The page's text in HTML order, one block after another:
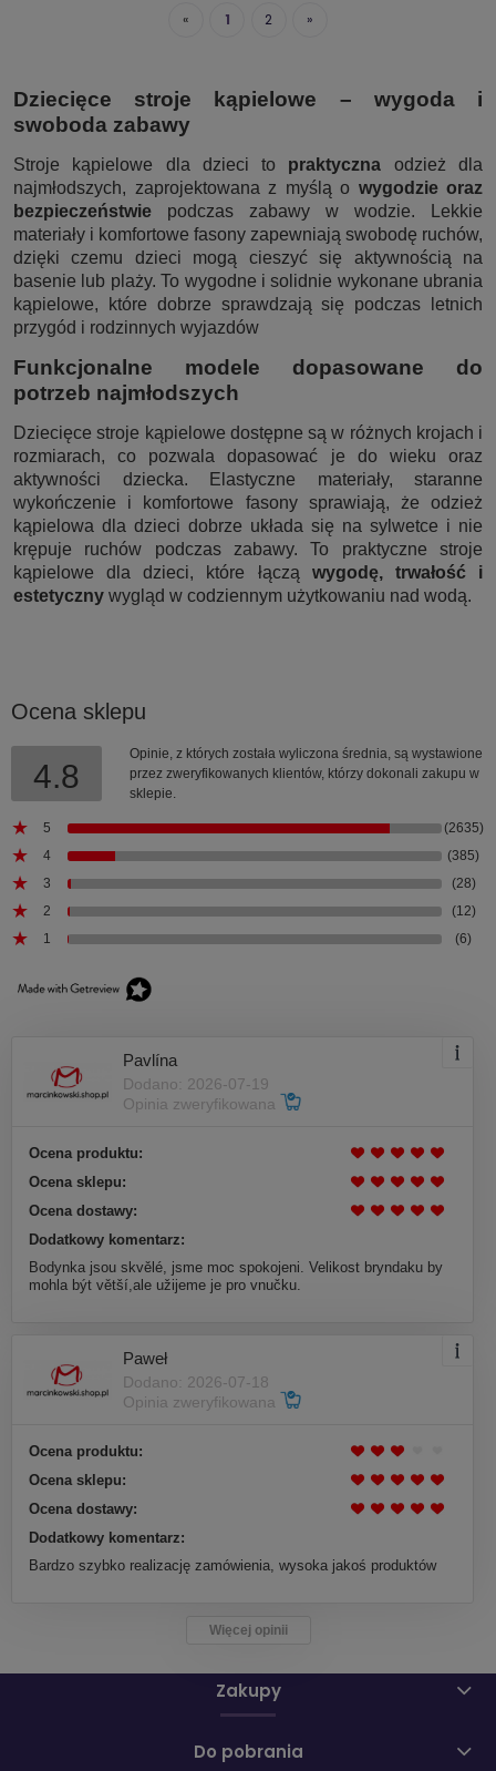
« 1 2 »
Dziecięce stroje kąpielowe – wygoda i
swoboda zabawy
Stroje kąpielowe dla dzieci to praktyczna odzież dla
najmłodszych, zaprojektowana z myślą o wygodzie oraz
bezpieczeństwie podczas zabawy w wodzie. Lekkie
materiały i komfortowe fasony zapewniają swobodę ruchów,
dzięki czemu dzieci mogą cieszyć się aktywnością na
basenie lub plaży. To wygodne i solidnie wykonane ubrania
kąpielowe, które dobrze sprawdzają się podczas letnich
przygód i rodzinnych wyjazdów
Funkcjonalne modele dopasowane do
potrzeb najmłodszych
Dziecięce stroje kąpielowe dostępne są w różnych krojach i
rozmiarach, co pozwala dopasować je do wieku oraz
aktywności dziecka. Elastyczne materiały, staranne
wykończenie i komfortowe fasony sprawiają, że odzież
kąpielowa dla dzieci dobrze układa się na sylwetce i nie
krępuje ruchów podczas zabawy. To praktyczne stroje
kąpielowe dla dzieci, które łączą wygodę, trwałość i
estetyczny wygląd w codziennym użytkowaniu nad wodą.
Ocena sklepu
4.8
Opinie, z których została wyliczona średnia, są wystawione
przez zweryfikowanych klientów, którzy dokonali zakupu w
sklepie.
5
(2635)
4
(385)
3
(28)
2
(12)
1
(6)
Pavlína
Dodano: 2026-07-19
Opinia zweryfikowana
Ocena produktu:
Ocena sklepu:
Ocena dostawy:
Dodatkowy komentarz:
Bodynka jsou skvělé, jsme moc spokojeni. Velikost bryndaku by
mohla být větší,ale užijeme je pro vnučku.
Paweł
Dodano: 2026-07-18
Opinia zweryfikowana
Ocena produktu:
Ocena sklepu:
Ocena dostawy:
Dodatkowy komentarz:
Bardzo szybko realizację zamówienia, wysoka jakoś produktów
Więcej opinii
Zakupy
Do pobrania